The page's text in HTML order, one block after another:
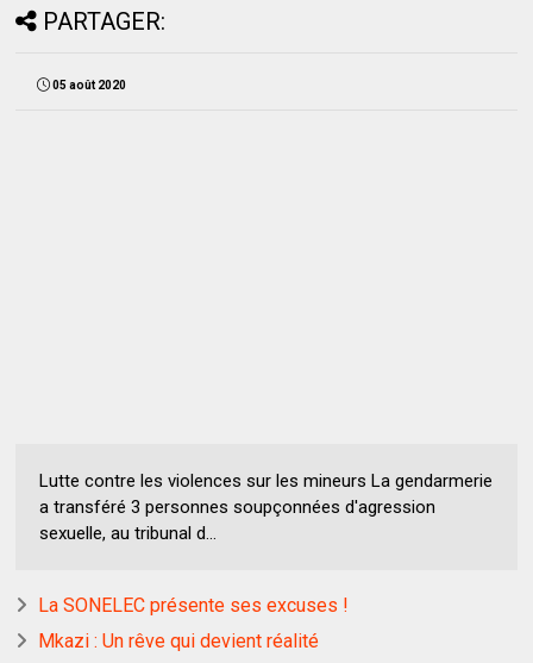
PARTAGER:
05 août 2020
Lutte contre les violences sur les mineurs La gendarmerie
a transféré 3 personnes soupçonnées d'agression
sexuelle, au tribunal d...
La SONELEC présente ses excuses !
Mkazi : Un rêve qui devient réalité